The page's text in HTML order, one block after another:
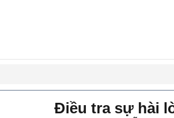
Điều tra sự hài